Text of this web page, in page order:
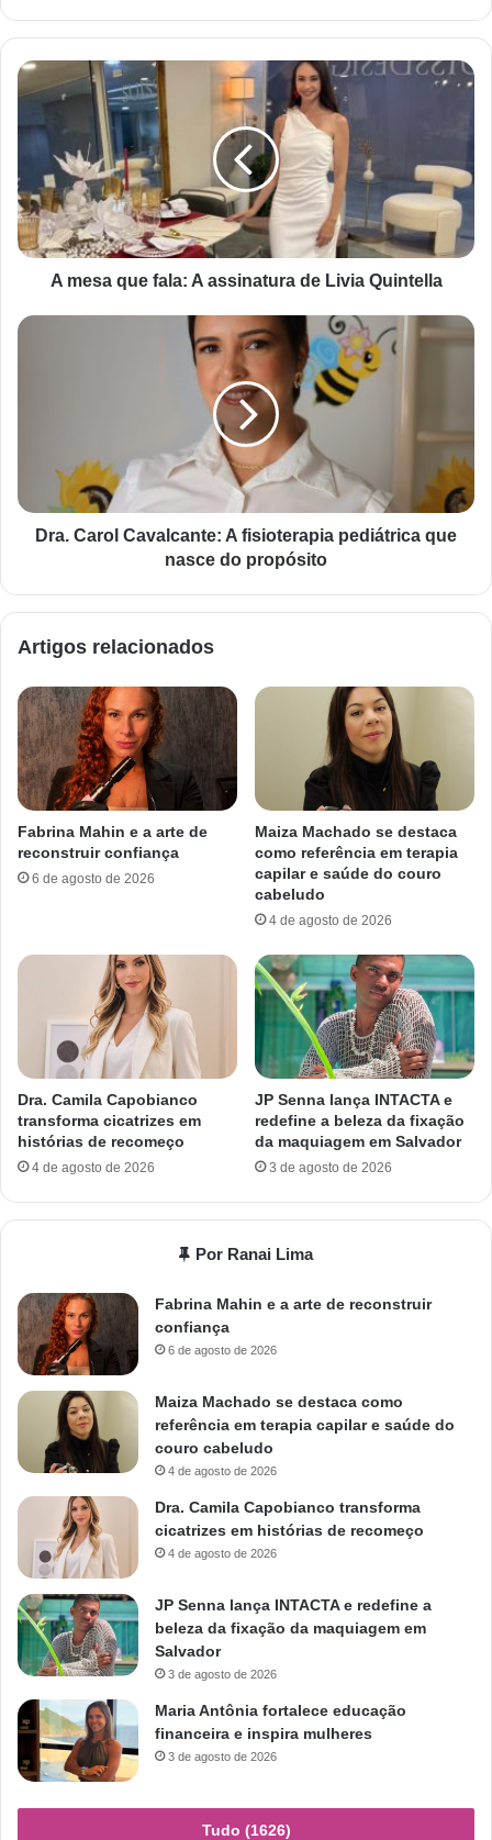
A mesa que fala: A assinatura de Livia Quintella
Dra. Carol Cavalcante: A fisioterapia pediátrica que
nasce do propósito
Artigos relacionados
Fabrina Mahin e a arte de
reconstruir confiança
6 de agosto de 2026
Maiza Machado se destaca
como referência em terapia
capilar e saúde do couro
cabeludo
4 de agosto de 2026
Dra. Camila Capobianco
transforma cicatrizes em
histórias de recomeço
4 de agosto de 2026
JP Senna lança INTACTA e
redefine a beleza da fixação
da maquiagem em Salvador
3 de agosto de 2026
Por Ranai Lima
Fabrina Mahin e a arte de reconstruir
confiança
6 de agosto de 2026
Maiza Machado se destaca como
referência em terapia capilar e saúde do
couro cabeludo
4 de agosto de 2026
Dra. Camila Capobianco transforma
cicatrizes em histórias de recomeço
4 de agosto de 2026
JP Senna lança INTACTA e redefine a
beleza da fixação da maquiagem em
Salvador
3 de agosto de 2026
Maria Antônia fortalece educação
financeira e inspira mulheres
3 de agosto de 2026
Tudo (1626)